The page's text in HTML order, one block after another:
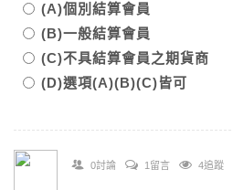
(A)個別結算會員
(B)一般結算會員
(C)不具結算會員之期貨商
(D)選項(A)(B)(C)皆可
0討論 1留言 4追蹤